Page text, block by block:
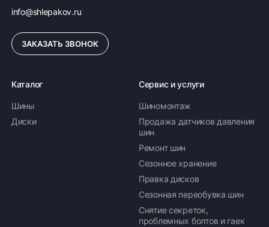
info@shlepakov.ru
ЗАКАЗАТЬ ЗВОНОК
Каталог
Шины
Диски
Сервис и услуги
Шиномонтаж
Продажа датчиков давления
шин
Ремонт шин
Сезонное хранение
Правка дисков
Сезонная переобувка шин
Снятие секреток,
проблемных болтов и гаек